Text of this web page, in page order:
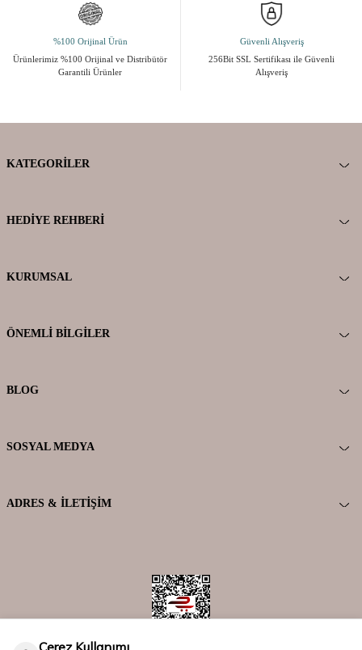
%100 Orijinal Ürün
Ürünlerimiz %100 Orijinal ve Distribütör
Garantili Ürünler
Güvenli Alışveriş
256Bit SSL Sertifikası ile Güvenli
Alışveriş
KATEGORILER
HEDIYE REHBERI
KURUMSAL
ÖNEMLI BILGILER
BLOG
SOSYAL MEDYA
ADRES & İLETIŞIM
Çerez Kullanımı